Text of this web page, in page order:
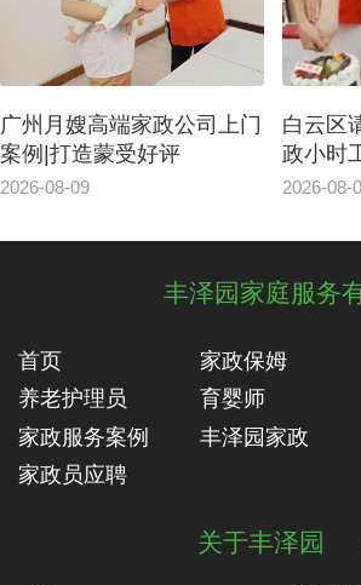
广州月嫂高端家政公司上门
案例|打造蒙受好评
2026-08-09
白云区
政小时
2026-08-
丰泽园家庭服务
首页 家政保姆
养老护理员
育婴师
家政服务案例
丰泽园家政
家政员应聘
关于丰泽园